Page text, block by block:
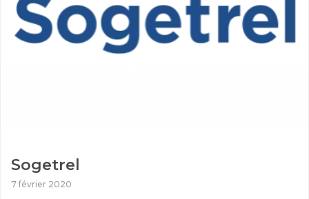
Sogetrel
7 février 2020